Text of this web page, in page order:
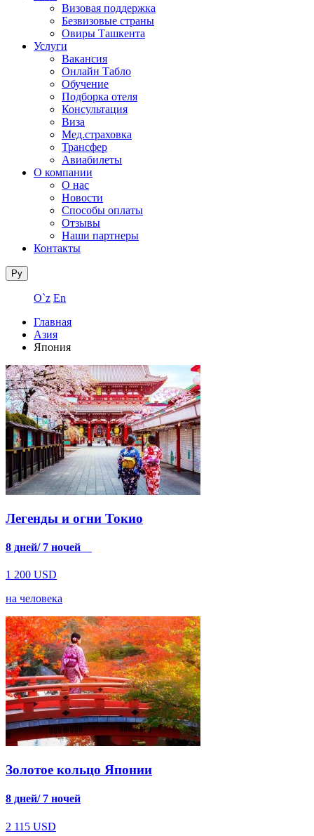
Визовая поддержка
Безвизовые страны
Овиры Ташкента
Услуги
Вакансия
Онлайн Табло
Обучение
Подборка отеля
Консультация
Виза
Мед.страховка
Трансфер
Авиабилеты
О компании
О нас
Новости
Способы оплаты
Отзывы
Наши партнеры
Контакты
Ру
O`z En
Главная
Азия
Япония
Легенды и огни Токио
8 дней/ 7 ночей
1 200 USD
на человека
Золотое кольцо Японии
8 дней/ 7 ночей
2 115 USD